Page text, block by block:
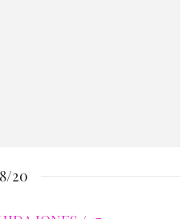
20